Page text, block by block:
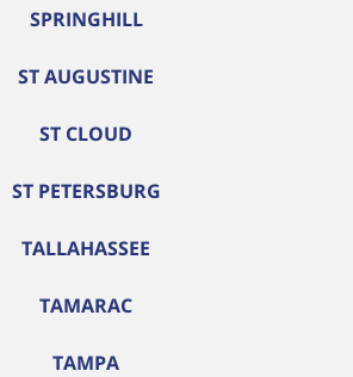
SPRINGHILL
ST AUGUSTINE
ST CLOUD
ST PETERSBURG
TALLAHASSEE
TAMARAC
TAMPA